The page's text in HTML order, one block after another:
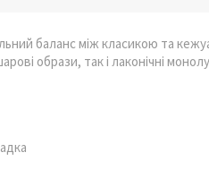
баланс між класикою та
образи, так і лаконічні